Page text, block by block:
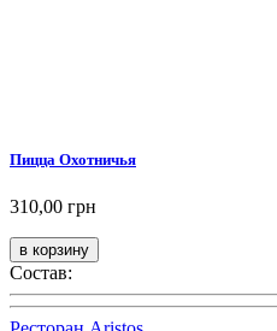
Пицца Охотничья
310,00 грн
Состав: